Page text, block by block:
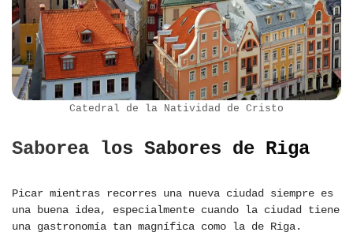
Catedral de la Natividad de Cristo
Saborea los Sabores de Riga
Picar mientras recorres una nueva ciudad siempre es
una buena idea, especialmente cuando la ciudad tiene
una gastronomía tan magnífica como la de Riga.